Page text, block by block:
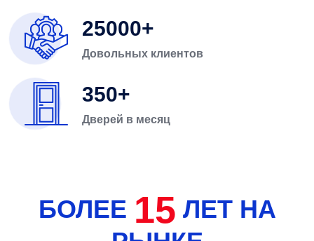
25000
Довольных клиентов
350
Дверей в месяц
БОЛЕЕ 15 ЛЕТ НА